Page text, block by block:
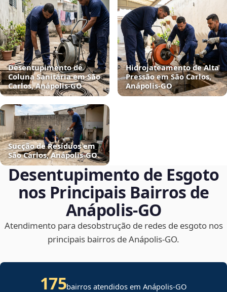
Desentupimento de
Coluna Sanitária em São
Carlos, Anápolis‑GO
Hidrojateamento de Alta
Pressão em São Carlos,
Anápolis‑GO
Sucção de Resíduos em
São Carlos, Anápolis‑GO
Desentupimento de Esgoto
nos Principais Bairros de
Anápolis‑GO
Atendimento para desobstrução de redes de esgoto nos
principais bairros de Anápolis‑GO.
175bairros atendidos em Anápolis-GO